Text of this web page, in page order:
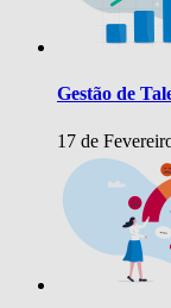
Gestão de
17 de